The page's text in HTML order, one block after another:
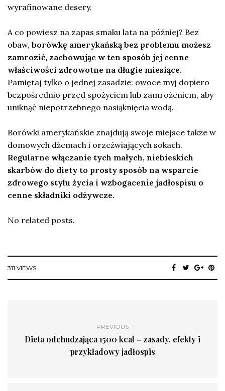
wyrafinowane desery.
A co powiesz na zapas smaku lata na później? Bez
obaw, borówkę amerykańską bez problemu możesz
zamrozić, zachowując w ten sposób jej cenne
właściwości zdrowotne na długie miesiące.
Pamiętaj tylko o jednej zasadzie: owoce myj dopiero
bezpośrednio przed spożyciem lub zamrożeniem, aby
uniknąć niepotrzebnego nasiąknięcia wodą.
Borówki amerykańskie znajdują swoje miejsce także w
domowych dżemach i orzeźwiających sokach.
Regularne włączanie tych małych, niebieskich
skarbów do diety to prosty sposób na wsparcie
zdrowego stylu życia i wzbogacenie jadłospisu o
cenne składniki odżywcze.
No related posts.
311 VIEWS
PREVIOUS
Dieta odchudzająca 1500 kcal – zasady, efekty i
przykładowy jadłospis